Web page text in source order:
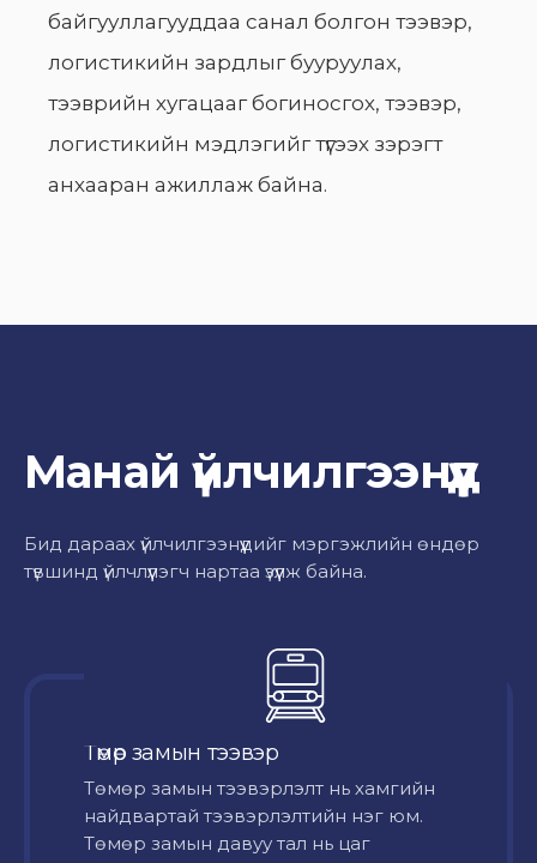
байгууллагууддаа санал болгон тээвэр,
логистикийн зардлыг бууруулах,
тээврийн хугацааг богиносгох, тээвэр,
логистикийн мэдлэгийг түгээх зэрэгт
анхааран ажиллаж байна.
Манай үйлчилгээнүүд
Бид дараах үйлчилгээнүүдийг мэргэжлийн өндөр
түвшинд үйлчлүүлэгч нартаа үзүүлж байна.
Төмөр замын тээвэр
Төмөр замын тээвэрлэлт нь хамгийн
найдвартай тээвэрлэлтийн нэг юм.
Төмөр замын давуу тал нь цаг